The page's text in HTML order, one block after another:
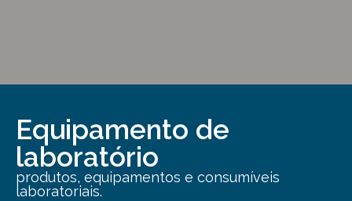
Equipamento de
laboratório
produtos, equipamentos e consumíveis
laboratoriais.